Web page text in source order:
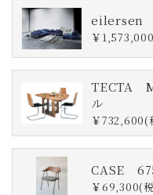
eilersen
￥
TECTA
ル
￥732,600(
CASE
￥69,300(